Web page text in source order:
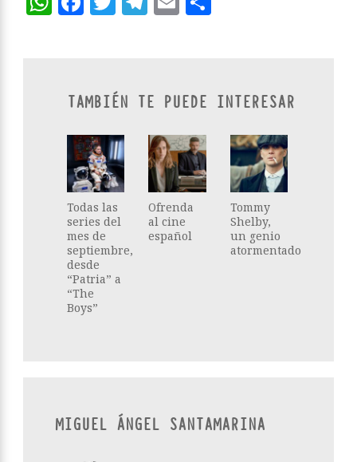
TAMBIÉN TE PUEDE INTERESAR
Todas las
series del
mes de
septiembre,
desde
“Patria” a
“The
Boys”
Ofrenda
al cine
español
Tommy
Shelby,
un genio
atormentado
MIGUEL ÁNGEL SANTAMARINA